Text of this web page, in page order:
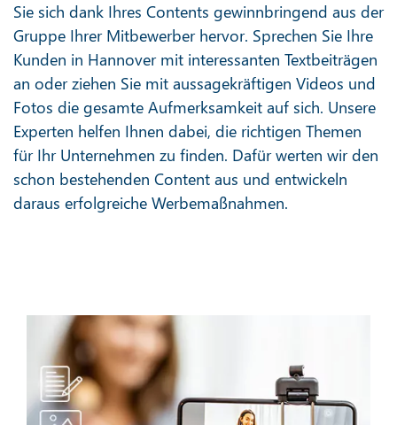
Sie sich dank Ihres Contents gewinnbringend aus der
Gruppe Ihrer Mitbewerber hervor. Sprechen Sie Ihre
Kunden in Hannover mit interessanten Textbeiträgen
an oder ziehen Sie mit aussagekräftigen Videos und
Fotos die gesamte Aufmerksamkeit auf sich. Unsere
Experten helfen Ihnen dabei, die richtigen Themen
für Ihr Unternehmen zu finden. Dafür werten wir den
schon bestehenden Content aus und entwickeln
daraus erfolgreiche Werbemaßnahmen.